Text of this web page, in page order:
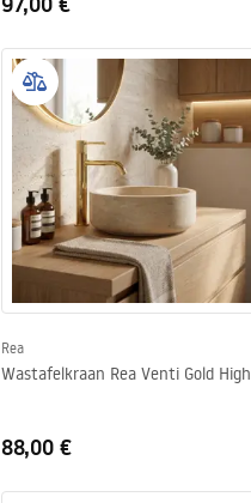
Rea
Wastafelkraan Rea Venti Gold High
88,00 €